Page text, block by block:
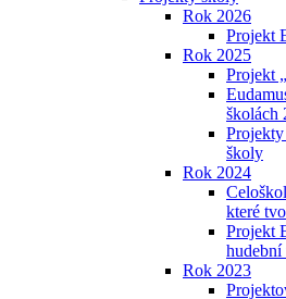
Rok 2026
Projekt
Rok 2025
Projekt
školách
školy
Rok 2024
které
Projekt
Rok 2023